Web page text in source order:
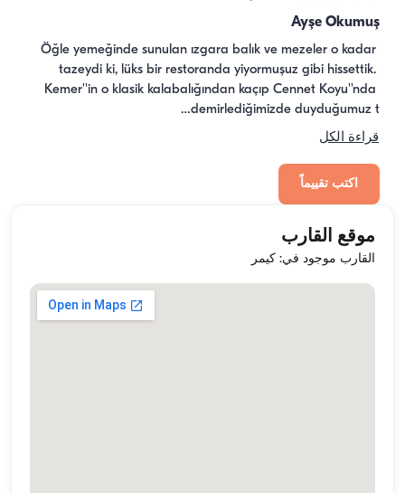
Ayşe Okumuş
Öğle yemeğinde sunulan ızgara balık ve mezeler o kadar
tazeydi ki, lüks bir restoranda yiyormuşuz gibi hissettik.
Kemer''in o klasik kalabalığından kaçıp Cennet Koyu''nda
demirlediğimizde duyduğumuz t…
قراءة الكل
اكتب تقييماً
موقع القارب
القارب موجود في: كيمر